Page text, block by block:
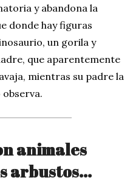
y abandona la
donde hay figuras
un gorila y
que aparentemente
mientras su padre la
animales
arbustos…